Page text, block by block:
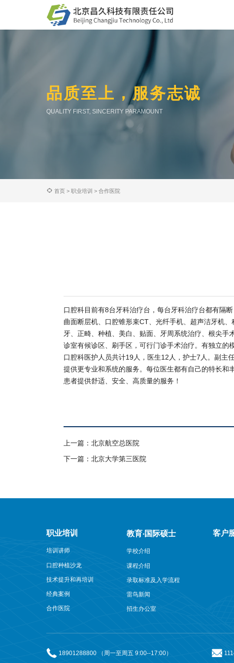
品质至上，服务志诚
QUALITY FIRST, SINCERITY PARAMOUNT
首页 >职业培训 >合作医院
口腔科目前有8台牙科治疗台，每台牙科治疗台都有隔
曲面断层机、口腔锥形束CT、光纤手机、超声洁牙机
牙、正畸、种植、美白、贴面、牙周系统治疗、根尖
诊室有候诊区、刷手区，可行门诊手术治疗。有独立的
口腔科医护人员共计19人，医生12人，护士7人。副主
提供更专业和系统的服务。每位医生都有自己的特长
患者提供舒适、安全、高质量的服务！
上一篇：北京航空总医院
下一篇：北京大学第三医院
职业培训
培训讲师
口腔种植沙龙
技术提升和再培训
经典案例
合作医院
教育‧国际硕士
学校介绍
课程介绍
录取标准及入学流程
雷鸟新闻
招生办公室
客户
18901288800 （周一至周五 9:00--17:00）